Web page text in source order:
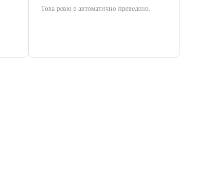
Това ревю е автоматично преведено.